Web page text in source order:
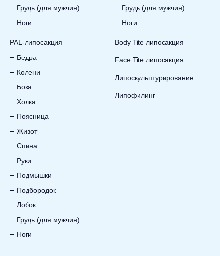
Грудь (для мужчин)
Ноги
PAL-липосакция
Бедра
Колени
Бока
Холка
Поясница
Живот
Спина
Руки
Подмышки
Подбородок
Лобок
Грудь (для мужчин)
Ноги
Грудь (для мужчин)
Ноги
Body Tite липосакция
Face Tite липосакция
Липоскульптурирование
Липофилинг